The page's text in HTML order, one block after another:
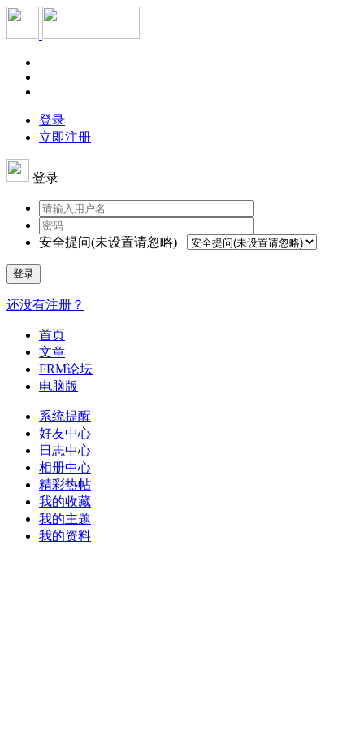
登录
立即注册
登录
安全提问(未设置请忽略)
登录
还没有注册？
首页
文章
FRM论坛
电脑版
系统提醒
好友中心
日志中心
相册中心
精彩热帖
我的收藏
我的主题
我的资料